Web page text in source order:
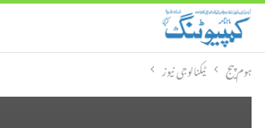
ہوم پیج ٹیکنالوجی نیوز